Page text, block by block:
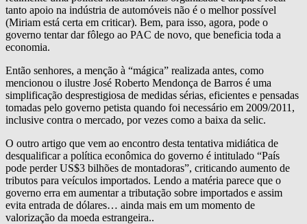
tanto apoio na indústria de automóveis não é o melhor possível
(Miriam está certa em criticar). Bem, para isso, agora, pode o
governo tentar dar fôlego ao PAC de novo, que beneficia toda a
economia.
Então senhores, a menção à “mágica” realizada antes, como
mencionou o ilustre José Roberto Mendonça de Barros é uma
simplificação desprestigiosa de medidas sérias, eficientes e pensadas
tomadas pelo governo petista quando foi necessário em 2009/2011,
inclusive contra o mercado, por vezes como a baixa da selic.
O outro artigo que vem ao encontro desta tentativa midiática de
desqualificar a política econômica do governo é intitulado “País
pode perder US$3 bilhões de montadoras”, criticando aumento de
tributos para veículos importados. Lendo a matéria parece que o
governo erra em aumentar a tributação sobre importados e assim
evita entrada de dólares… ainda mais em um momento de
valorização da moeda estrangeira..